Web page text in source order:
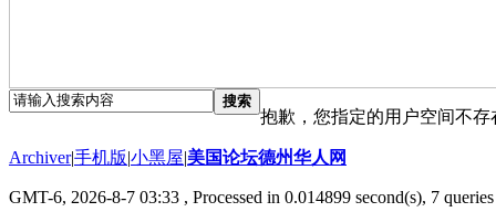
搜索
抱歉，您指定的用户空间不存
Archiver|手机版|小黑屋|美国论坛德州华人网
GMT-6, 2026-8-7 03:33 , Processed in 0.014899 second(s), 7